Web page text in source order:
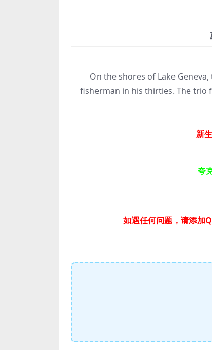
On the shores of Lake
fisherman in his thirties. The
新
夸
如遇任何问题，请添加